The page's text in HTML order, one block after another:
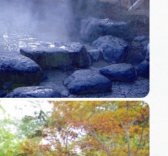
業者の皆様へ
ラリー